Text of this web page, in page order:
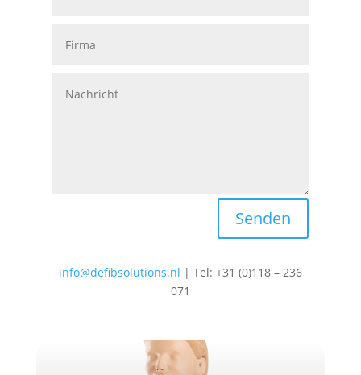
Senden
info@defibsolutions.nl | Tel: +31 (0)118 – 236
071